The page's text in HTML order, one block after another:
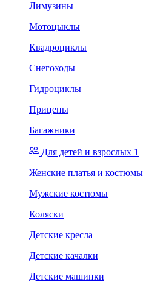
Лимузины
Мотоцыклы
Квадроциклы
Снегоходы
Гидроциклы
Прицепы
Багажники
Для детей и взрослых 1
Женские платья и костюмы
Мужские костюмы
Коляски
Детские кресла
Детские качалки
Детские машинки